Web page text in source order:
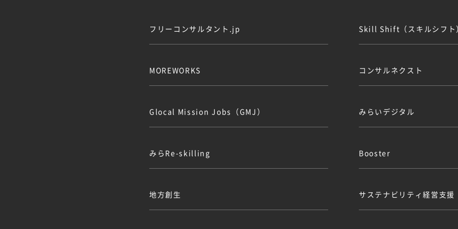
フリーコンサルタント.jp Skill Shift（スキルシフト
MOREWORKS コンサルネクスト
Glocal Mission Jobs（GMJ） みらいデジタル
みらRe-skilling Booster
地方創生 サステナビリティ経営支援